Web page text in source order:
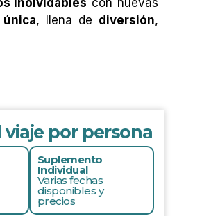
inolvidables con nuevas
, llena de diversión,
viaje por persona
Suplemento
Individual
Varias fechas
disponibles y
precios